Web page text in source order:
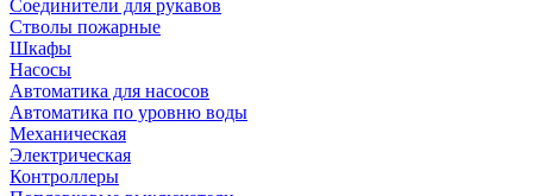
Соединители для рукавов
Стволы пожарные
Шкафы
Насосы
Автоматика для насосов
Автоматика по уровню воды
Механическая
Электрическая
Контроллеры